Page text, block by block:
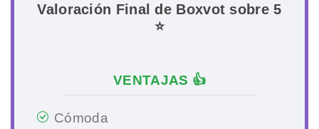
Valoración Final de Boxvot sobre 5
⭐
VENTAJAS 👍
Cómoda